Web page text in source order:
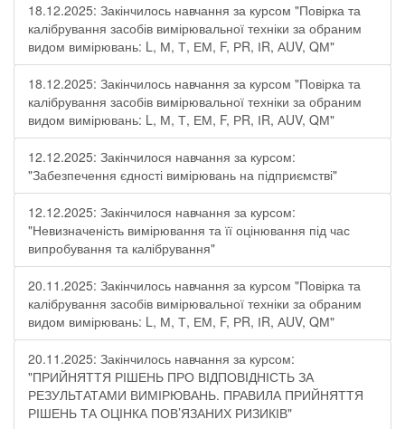
18.12.2025: Закінчилось навчання за курсом "Повірка та
калібрування засобів вимірювальної техніки за обраним
видом вимірювань: L, М, Т, ЕМ, F, РR, ІR, АUV, QМ"
18.12.2025: Закінчилось навчання за курсом "Повірка та
калібрування засобів вимірювальної техніки за обраним
видом вимірювань: L, М, Т, ЕМ, F, РR, ІR, АUV, QМ"
12.12.2025: Закінчилося навчання за курсом:
"Забезпечення єдності вимірювань на підприємстві"
12.12.2025: Закінчилося навчання за курсом:
"Невизначеність вимірювання та її оцінювання під час
випробування та калібрування"
20.11.2025: Закінчилось навчання за курсом "Повірка та
калібрування засобів вимірювальної техніки за обраним
видом вимірювань: L, М, Т, ЕМ, F, РR, ІR, АUV, QМ"
20.11.2025: Закінчилось навчання за курсом:
"ПРИЙНЯТТЯ РІШЕНЬ ПРО ВІДПОВІДНІСТЬ ЗА
РЕЗУЛЬТАТАМИ ВИМІРЮВАНЬ. ПРАВИЛА ПРИЙНЯТТЯ
РІШЕНЬ ТА ОЦІНКА ПОВ’ЯЗАНИХ РИЗИКІВ"